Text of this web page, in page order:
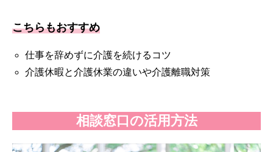
こちらもおすすめ
仕事を辞めずに介護を続けるコツ
介護休暇と介護休業の違いや介護離職対策
相談窓口の活用方法